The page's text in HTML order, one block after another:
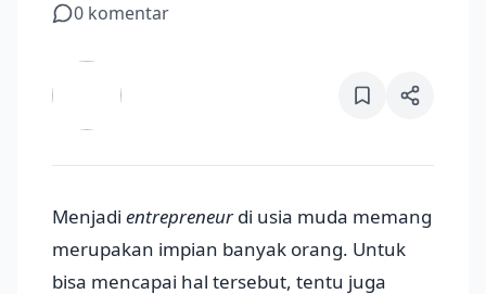
0 komentar
Menjadi entrepreneurdi usia muda memang
merupakan impian banyak orang. Untuk
bisa mencapai hal tersebut, tentu juga